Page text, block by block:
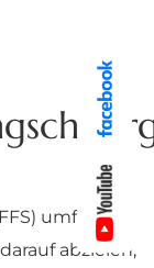
umfasst
abzielen,